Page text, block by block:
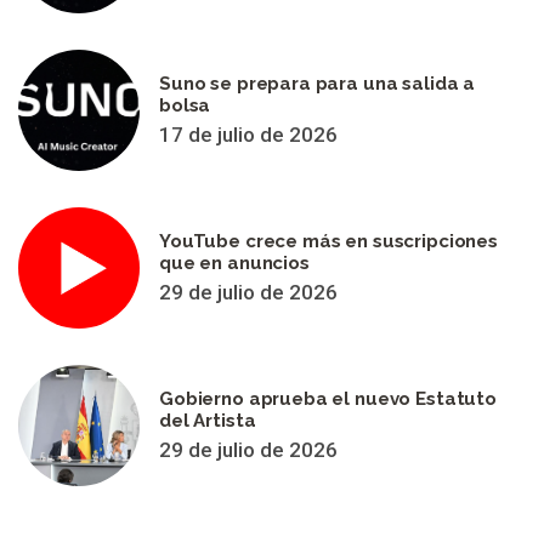
Suno se prepara para una salida a
bolsa
17 de julio de 2026
YouTube crece más en suscripciones
que en anuncios
29 de julio de 2026
Gobierno aprueba el nuevo Estatuto
del Artista
29 de julio de 2026